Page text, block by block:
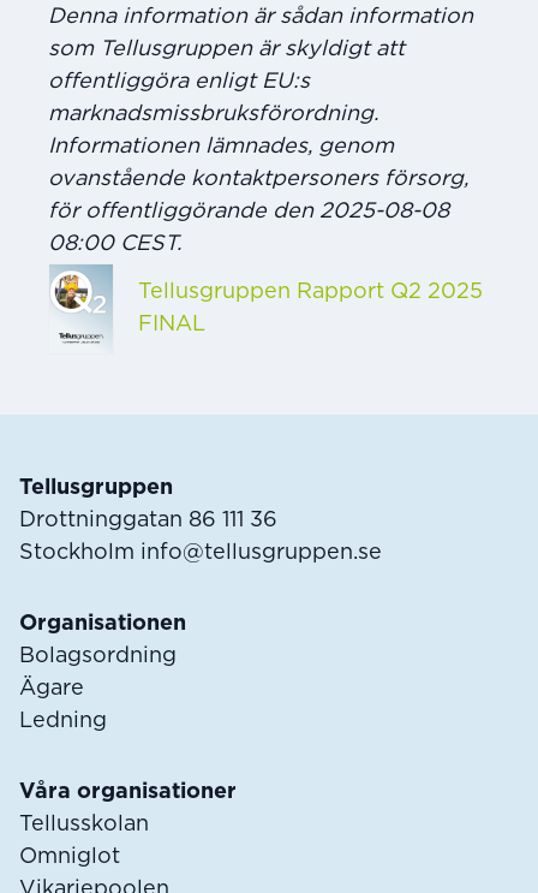
Denna information är sådan information
som Tellusgruppen är skyldigt att
offentliggöra enligt EU:s
marknadsmissbruksförordning.
Informationen lämnades, genom
ovanstående kontaktpersoners försorg,
för offentliggörande den 2025-08-08
08:00 CEST.
Tellusgruppen Rapport Q2 2025
FINAL
Tellusgruppen
Drottninggatan 86 111 36
Stockholm info@tellusgruppen.se
Organisationen
Bolagsordning
Ägare
Ledning
Våra organisationer
Tellusskolan
Omniglot